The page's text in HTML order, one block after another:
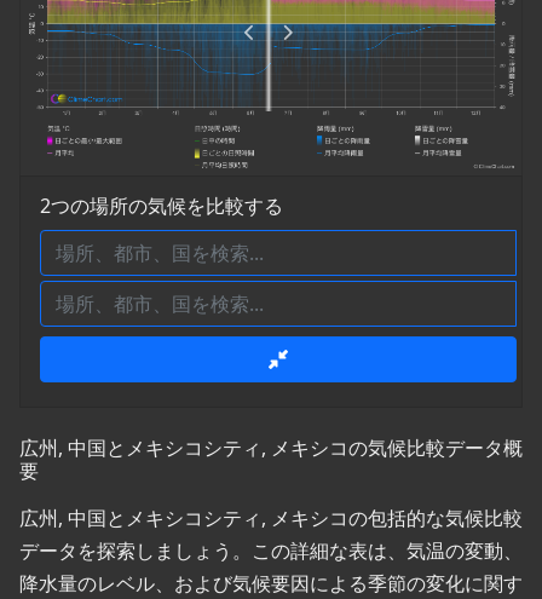
2つの場所の気候を比較する
広州, 中国とメキシコシティ, メキシコの気候比較データ概
要
広州, 中国とメキシコシティ, メキシコの包括的な気候比較
データを探索しましょう。この詳細な表は、気温の変動、
降水量のレベル、および気候要因による季節の変化に関す